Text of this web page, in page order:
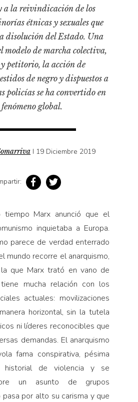
a la reivindicación de los
étnicas y sexuales que
disolución del Estado. Una
modelo de marcha colectiva,
petitorio, la acción de
de negro y dispuestos a
policías se ha convertido en
global.
I 19 Diciembre 2019
tiempo Marx anunció que el
inquietaba a Europa.
parece de verdad enterrado
mundo recorre el anarquismo,
que Marx trató en vano de
mucha relación con los
actuales: movilizaciones
horizontal, sin la tutela
ni líderes reconocibles que
demandas. El anarquismo
fama conspirativa, pésima
historial de violencia y se
un asunto de grupos
pasa por alto su carisma y que